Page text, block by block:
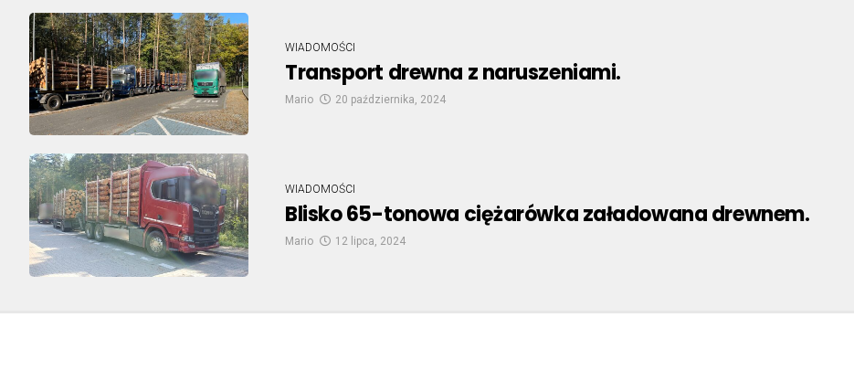
WIADOMOŚCI
Transport drewna z naruszeniami.
Mario 20 października, 2024
WIADOMOŚCI
Blisko 65-tonowa ciężarówka załadowana drewnem.
Mario 12 lipca, 2024